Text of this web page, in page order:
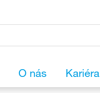
O nás Kariéra